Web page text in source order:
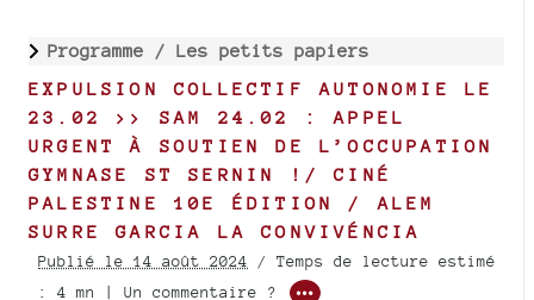
Programme / Les petits papiers
EXPULSION COLLECTIF AUTONOMIE LE
23.02 >> SAM 24.02 : APPEL
URGENT À SOUTIEN DE L’OCCUPATION
GYMNASE ST SERNIN !/ CINÉ
PALESTINE 10E ÉDITION / ALEM
SURRE GARCIA LA CONVIVÉNCIA
Publié le 14 août 2024 / Temps de lecture estimé
: 4 mn | Un commentaire ?